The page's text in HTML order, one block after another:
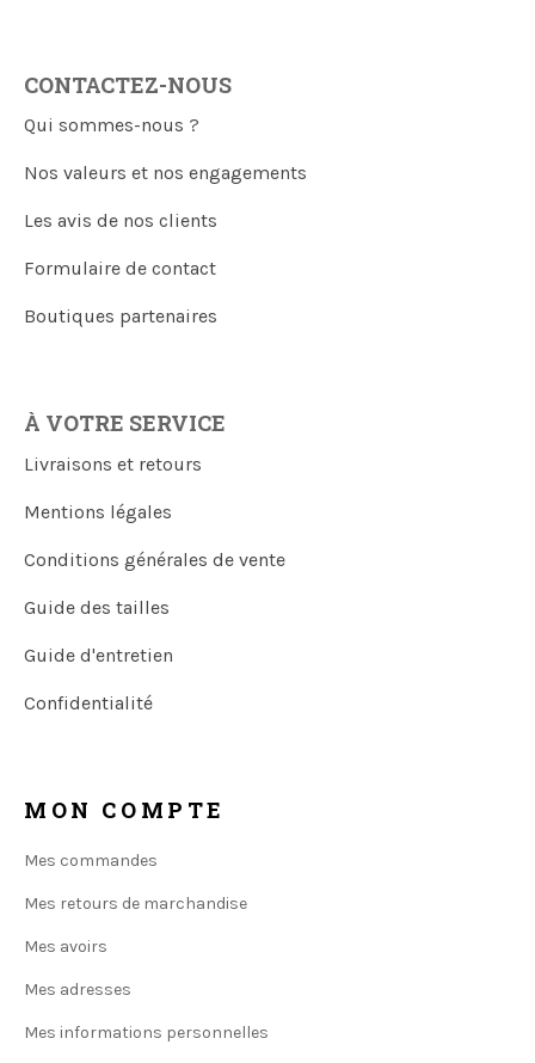
CONTACTEZ-NOUS
Qui sommes-nous ?
Nos valeurs et nos engagements
Les avis de nos clients
Formulaire de contact
Boutiques partenaires
À VOTRE SERVICE
Livraisons et retours
Mentions légales
Conditions générales de vente
Guide des tailles
Guide d'entretien
Confidentialité
MON COMPTE
Mes commandes
Mes retours de marchandise
Mes avoirs
Mes adresses
Mes informations personnelles